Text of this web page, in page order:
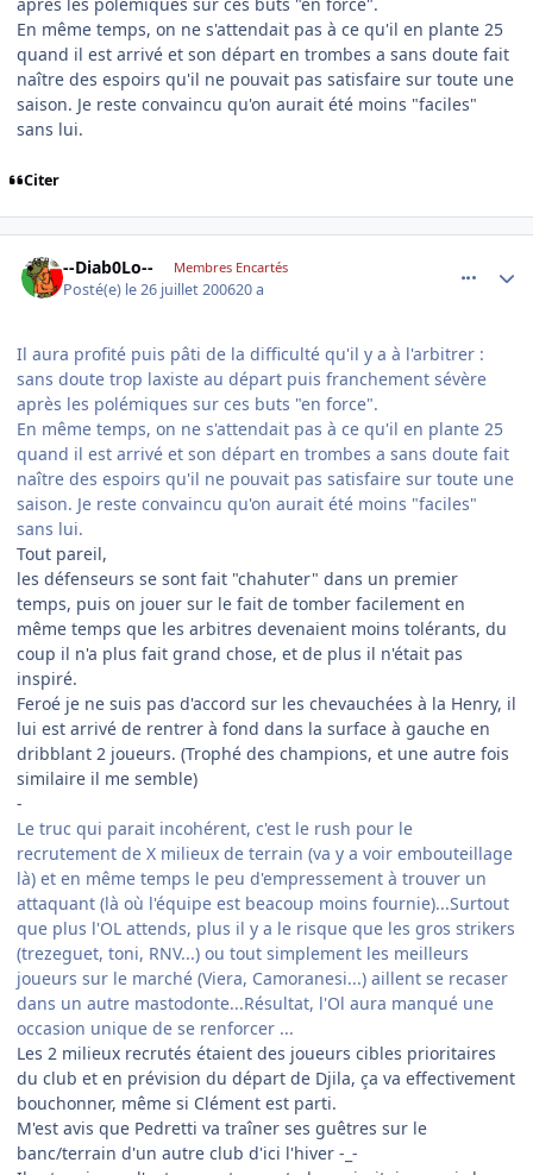
En même temps, on ne s'attendait pas à ce qu'il en plante 25
quand il est arrivé et son départ en trombes a sans doute fait
naître des espoirs qu'il ne pouvait pas satisfaire sur toute une
saison. Je reste convaincu qu'on aurait été moins "faciles"
sans lui.
Citer
--Diab0Lo-- Membres Encartés
Posté(e) le 26 juillet 200620 a
Il aura profité puis pâti de la difficulté qu'il y a à l'arbitrer :
sans doute trop laxiste au départ puis franchement sévère
après les polémiques sur ces buts "en force".
En même temps, on ne s'attendait pas à ce qu'il en plante 25
quand il est arrivé et son départ en trombes a sans doute fait
naître des espoirs qu'il ne pouvait pas satisfaire sur toute une
saison. Je reste convaincu qu'on aurait été moins "faciles"
sans lui.
Tout pareil,
les défenseurs se sont fait "chahuter" dans un premier
temps, puis on jouer sur le fait de tomber facilement en
même temps que les arbitres devenaient moins tolérants, du
coup il n'a plus fait grand chose, et de plus il n'était pas
inspiré.
Feroé je ne suis pas d'accord sur les chevauchées à la Henry, il
lui est arrivé de rentrer à fond dans la surface à gauche en
dribblant 2 joueurs. (Trophé des champions, et une autre fois
similaire il me semble)
-
Le truc qui parait incohérent, c'est le rush pour le
recrutement de X milieux de terrain (va y a voir embouteillage
là) et en même temps le peu d'empressement à trouver un
attaquant (là où l'équipe est beacoup moins fournie)...Surtout
que plus l'OL attends, plus il y a le risque que les gros strikers
(trezeguet, toni, RNV...) ou tout simplement les meilleurs
joueurs sur le marché (Viera, Camoranesi...) aillent se recaser
dans un autre mastodonte...Résultat, l'Ol aura manqué une
occasion unique de se renforcer ...
Les 2 milieux recrutés étaient des joueurs cibles prioritaires
du club et en prévision du départ de Djila, ça va effectivement
bouchonner, même si Clément est parti.
M'est avis que Pedretti va traîner ses guêtres sur le
banc/terrain d'un autre club d'ici l'hiver -_-